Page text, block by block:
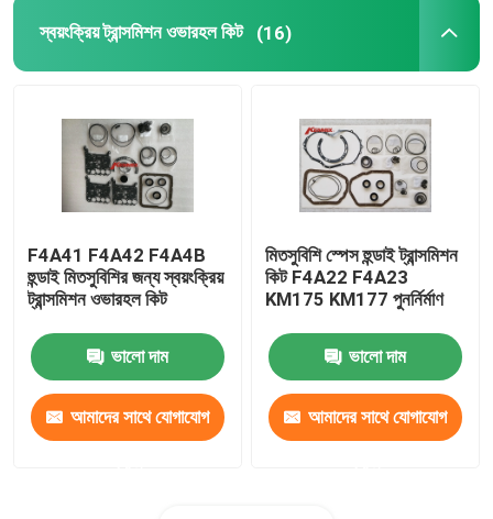
স্বয়ংক্রিয় ট্রান্সমিশন ওভারহল কিট (16)
F4A41 F4A42 F4A4B
হুন্ডাই মিতসুবিশির জন্য স্বয়ংক্রিয়
ট্রান্সমিশন ওভারহল কিট
ভালো দাম
আমাদের সাথে যোগাযোগ
মিতসুবিশি স্পেস হুন্ডাই ট্রান্সমিশন
কিট F4A22 F4A23
KM175 KM177 পুনর্নির্মাণ
ভালো দাম
আমাদের সাথে যোগাযোগ